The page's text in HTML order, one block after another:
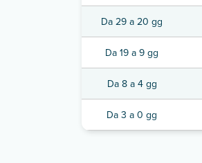
Da 29 a 20 gg
Da 19 a 9 gg
Da 8 a 4 gg
Da 3 a 0 gg